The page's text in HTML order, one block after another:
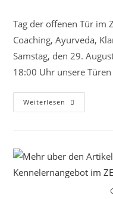
Tag der offenen Tür im
Coaching, Ayurveda,
Samstag, den 29.
18:00 Uhr unsere
Weiterlesen Tag
Der
Yoga
Am
29.
August